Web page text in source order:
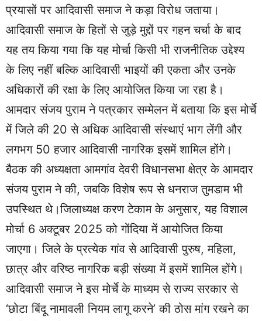
प्रयासों पर आदिवासी समाज ने कड़ा विरोध जताया।
आदिवासी समाज के हितों से जुड़े मुद्दों पर गहन चर्चा के बाद
यह तय किया गया कि यह मोर्चा किसी भी राजनीतिक उद्देश्य
के लिए नहीं बल्कि आदिवासी भाइयों की एकता और उनके
अधिकारों की रक्षा के लिए आयोजित किया जा रहा है।
आमदार संजय पुराम ने पत्रकार सम्मेलन में बताया कि इस मोर्चे
में जिले की 20 से अधिक आदिवासी संस्थाएं भाग लेंगी और
लगभग 50 हजार आदिवासी नागरिक इसमें शामिल होंगे।
बैठक की अध्यक्षता आमगांव देवरी विधानसभा क्षेत्र के आमदार
संजय पुराम ने की, जबकि विशेष रूप से धनराज तुमडाम भी
उपस्थित थे।जिलाध्यक्ष करण टेकाम के अनुसार, यह विशाल
मोर्चा 6 अक्टूबर 2025 को गोंदिया में आयोजित किया
जाएगा। जिले के प्रत्येक गांव से आदिवासी पुरुष, महिला,
छात्र और वरिष्ठ नागरिक बड़ी संख्या में इसमें शामिल होंगे।
आदिवासी समाज ने इस मोर्चे के माध्यम से राज्य सरकार से
‘छोटा बिंदू नामावली नियम लागू करने’ की ठोस मांग रखने का